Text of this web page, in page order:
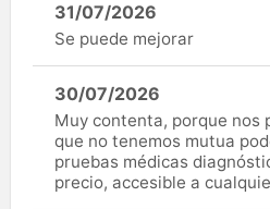
31/07/2026
Se puede mejorar
30/07/2026
Muy contenta, porque nos
que no tenemos mutua
pruebas médicas
precio, accesible a